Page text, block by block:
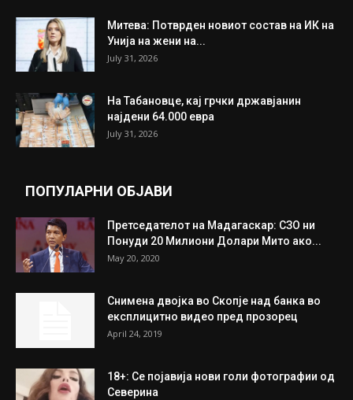
Митева: Потврден новиот состав на ИК на
Унија на жени на...
July 31, 2026
На Табановце, кај грчки државјанин
најдени 64.000 евра
July 31, 2026
ПОПУЛАРНИ ОБЈАВИ
Претседателот на Мадагаскар: СЗО ни
Понуди 20 Милиони Долари Мито ако...
May 20, 2020
Снимена двојка во Скопје над банка во
експлицитно видео пред прозорец
April 24, 2019
18+: Се појавија нови голи фотографии од
Северина